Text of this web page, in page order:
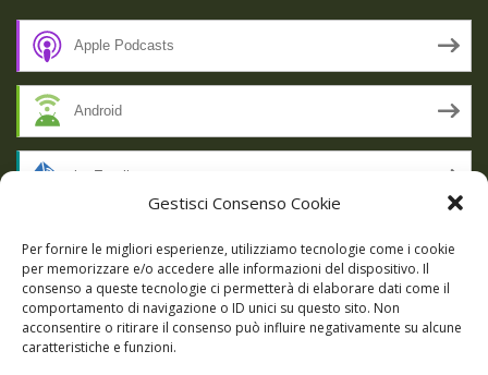
Gestisci Consenso Cookie
Per fornire le migliori esperienze, utilizziamo tecnologie come i cookie
per memorizzare e/o accedere alle informazioni del dispositivo. Il
consenso a queste tecnologie ci permetterà di elaborare dati come il
comportamento di navigazione o ID unici su questo sito. Non
acconsentire o ritirare il consenso può influire negativamente su alcune
caratteristiche e funzioni.
Apple Podcasts
Android
by Email
RSS
SSL SECURE